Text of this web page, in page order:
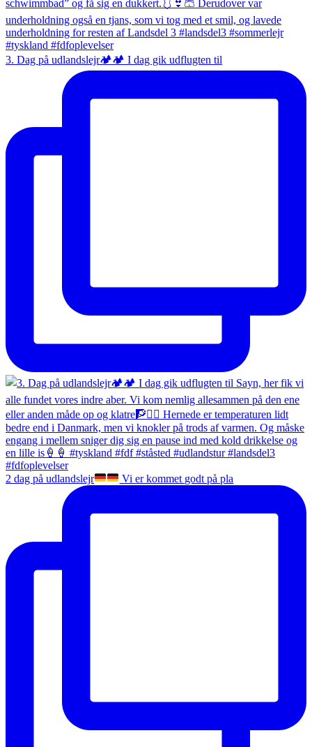
3. Dag på udlandslejr🏕️🏕️ I dag gik udflugten til
2 dag på udlandslejr Vi er kommet godt på pla